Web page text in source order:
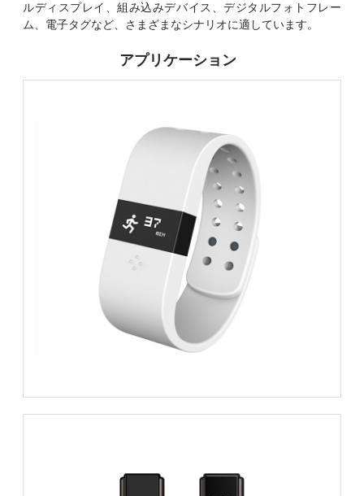
ルディスプレイ、組み込みデバイス、デジタルフォトフレー
ム、電子タグなど、さまざまなシナリオに適しています。
アプリケーション